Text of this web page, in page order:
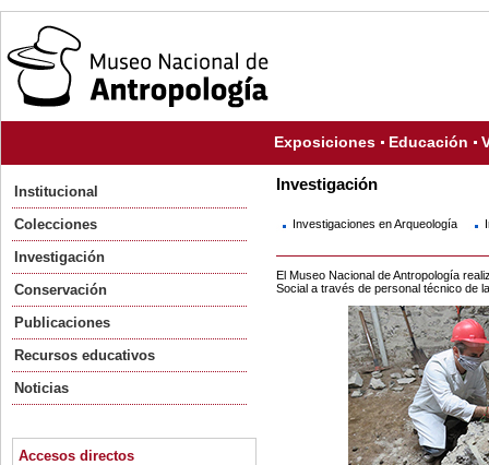
Exposiciones Educación
Institucional
Colecciones
Investigación
Conservación
Publicaciones
Recursos educativos
Noticias
Accesos directos
Investigación
Investigaciones en Arqueología
El Museo Nacional de Antropología
Social a través de personal técnico de